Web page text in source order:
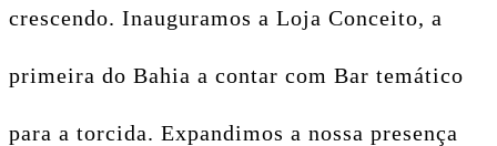
crescendo. Inauguramos a Loja Conceito, a
primeira do Bahia a contar com Bar temático
para a torcida. Expandimos a nossa presença